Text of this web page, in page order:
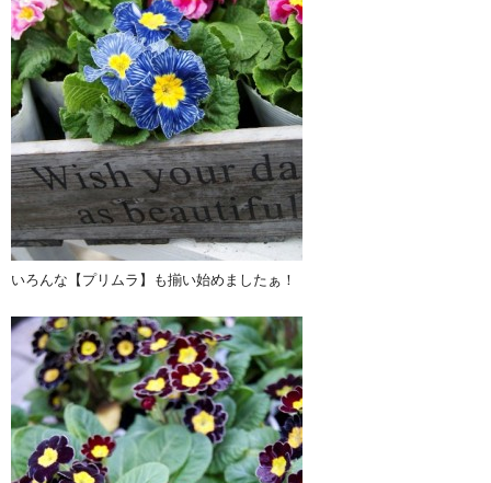
いろんな【プリムラ】も揃い始めましたぁ！